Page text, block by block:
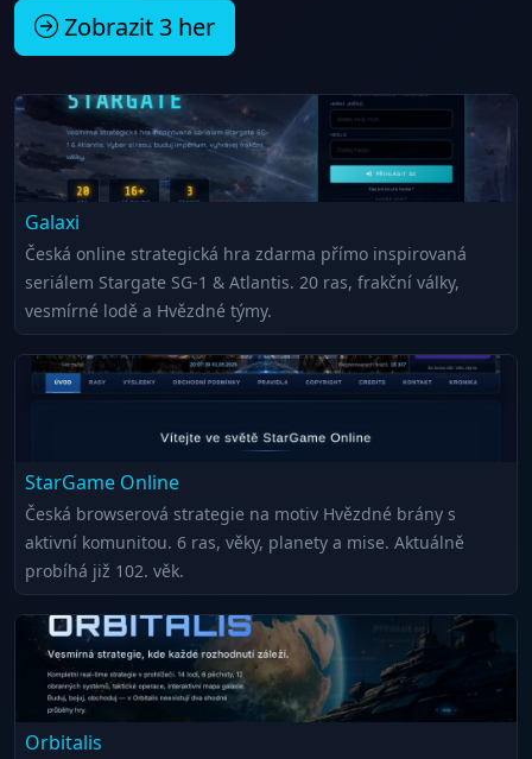
Zobrazit 3 her
Galaxi
Česká online strategická hra zdarma přímo inspirovaná
seriálem Stargate SG-1 & Atlantis. 20 ras, frakční války,
vesmírné lodě a Hvězdné týmy.
StarGame Online
Česká browserová strategie na motiv Hvězdné brány s
aktivní komunitou. 6 ras, věky, planety a mise. Aktuálně
probíhá již 102. věk.
Orbitalis